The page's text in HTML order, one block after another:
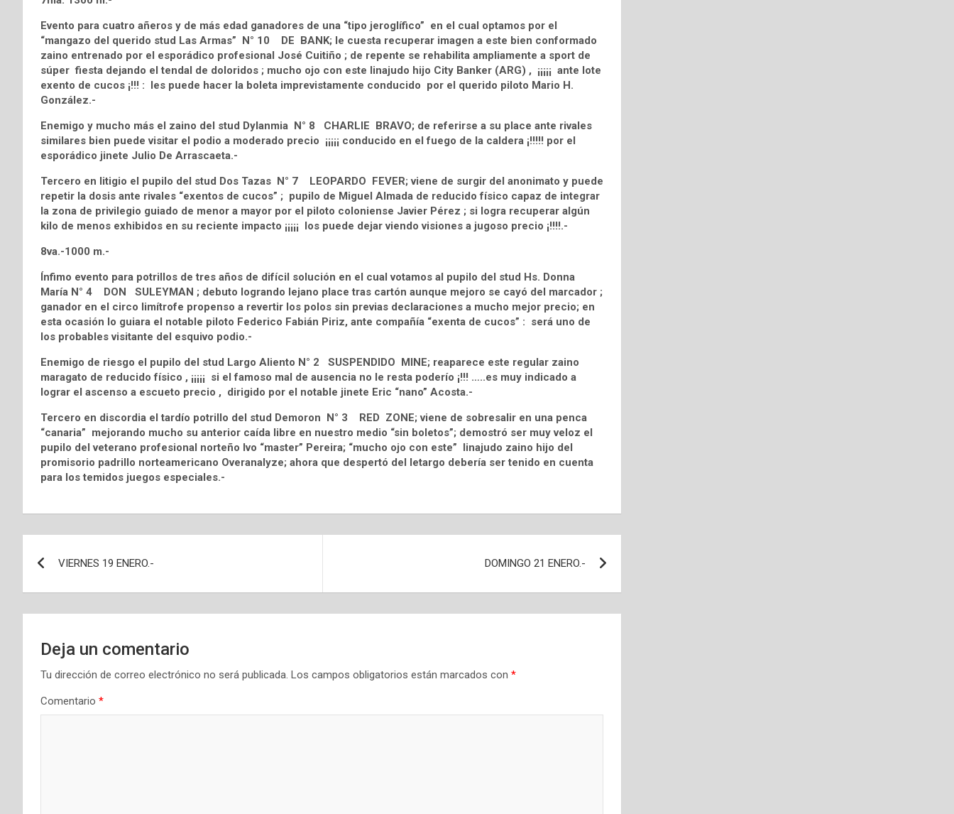
Evento para cuatro añeros y de más edad ganadores de una “tipo jeroglífico” en el cual optamos por el
“mangazo del querido stud Las Armas” N° 10 DE BANK; le cuesta recuperar imagen a este bien conformado
zaino entrenado por el esporádico profesional José Cuitiño ; de repente se rehabilita ampliamente a sport de
súper fiesta dejando el tendal de doloridos ; mucho ojo con este linajudo hijo City Banker (ARG) , ¡¡¡¡¡ ante lote
exento de cucos ¡!!! : les puede hacer la boleta imprevistamente conducido por el querido piloto Mario H.
González.-
Enemigo y mucho más el zaino del stud Dylanmia N° 8 CHARLIE BRAVO; de referirse a su place ante rivales
similares bien puede visitar el podio a moderado precio ¡¡¡¡¡ conducido en el fuego de la caldera ¡!!!!! por el
esporádico jinete Julio De Arrascaeta.-
Tercero en litigio el pupilo del stud Dos Tazas N° 7 LEOPARDO FEVER; viene de surgir del anonimato y puede
repetir la dosis ante rivales “exentos de cucos” ; pupilo de Miguel Almada de reducido físico capaz de integrar
la zona de privilegio guiado de menor a mayor por el piloto coloniense Javier Pérez ; si logra recuperar algún
kilo de menos exhibidos en su reciente impacto ¡¡¡¡¡ los puede dejar viendo visiones a jugoso precio ¡!!!!.-
8va.-1000 m.-
Ínfimo evento para potrillos de tres años de difícil solución en el cual votamos al pupilo del stud Hs. Donna
María N° 4 DON SULEYMAN ; debuto logrando lejano place tras cartón aunque mejoro se cayó del marcador ;
ganador en el circo limítrofe propenso a revertir los polos sin previas declaraciones a mucho mejor precio; en
esta ocasión lo guiara el notable piloto Federico Fabián Piriz, ante compañía “exenta de cucos” : será uno de
los probables visitante del esquivo podio.-
Enemigo de riesgo el pupilo del stud Largo Aliento N° 2 SUSPENDIDO MINE; reaparece este regular zaino
maragato de reducido físico , ¡¡¡¡¡ si el famoso mal de ausencia no le resta poderío ¡!!! …..es muy indicado a
lograr el ascenso a escueto precio , dirigido por el notable jinete Eric “nano” Acosta.-
Tercero en discordia el tardío potrillo del stud Demoron N° 3 RED ZONE; viene de sobresalir en una penca
“canaria” mejorando mucho su anterior caída libre en nuestro medio “sin boletos”; demostró ser muy veloz el
pupilo del veterano profesional norteño Ivo “master” Pereira; “mucho ojo con este” linajudo zaino hijo del
promisorio padrillo norteamericano Overanalyze; ahora que despertó del letargo debería ser tenido en cuenta
para los temidos juegos especiales.-
de
entradas
VIERNES 19 ENERO.- DOMINGO 21 ENERO.-
Deja un comentario
Tu dirección de correo electrónico no será publicada. Los campos obligatorios están marcados con *
Comentario *